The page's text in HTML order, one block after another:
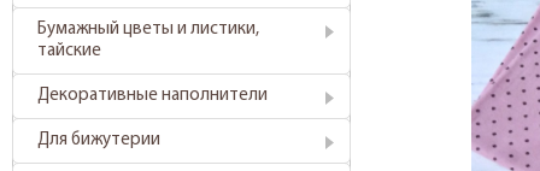
Бумажный цветы и листики,
тайские
Декоративные наполнители
Для бижутерии